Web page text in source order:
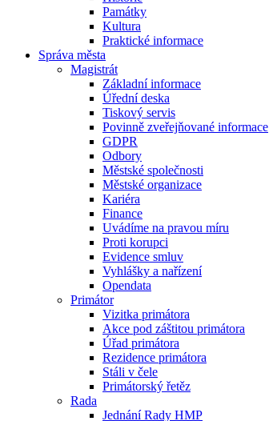
Památky
Kultura
Praktické informace
Správa města
Magistrát
Základní informace
Úřední deska
Tiskový servis
Povinně zveřejňované informace
GDPR
Odbory
Městské společnosti
Městské organizace
Kariéra
Finance
Uvádíme na pravou míru
Proti korupci
Evidence smluv
Vyhlášky a nařízení
Opendata
Primátor
Vizitka primátora
Akce pod záštitou primátora
Úřad primátora
Rezidence primátora
Stáli v čele
Primátorský řetěz
Rada
Jednání Rady HMP